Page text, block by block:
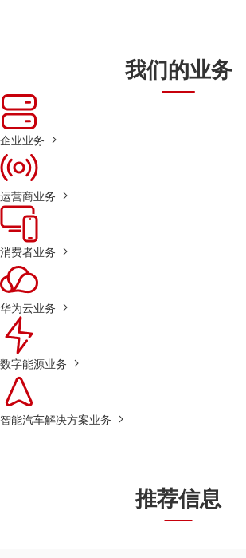
我们的业务
企业业务
运营商业务
消费者业务
华为云业务
数字能源业务
智能汽车解决方案业务
推荐信息